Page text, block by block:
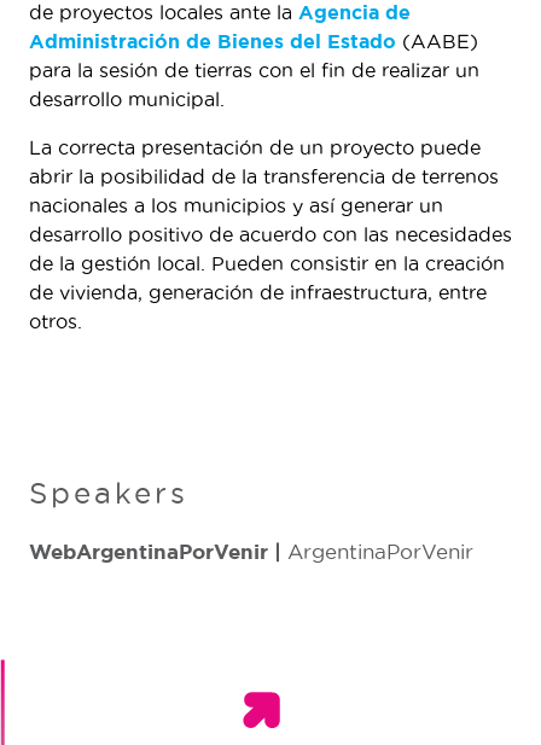
de proyectos locales ante la Agencia de
Administración de Bienes del Estado (AABE)
para la sesión de tierras con el fin de realizar un
desarrollo municipal.
La correcta presentación de un proyecto puede
abrir la posibilidad de la transferencia de terrenos
nacionales a los municipios y así generar un
desarrollo positivo de acuerdo con las necesidades
de la gestión local. Pueden consistir en la creación
de vivienda, generación de infraestructura, entre
otros.
Speakers
WebArgentinaPorVenir | ArgentinaPorVenir